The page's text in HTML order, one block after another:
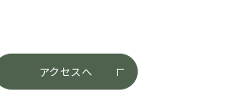
アクセスへ